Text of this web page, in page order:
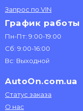
Запрос по VIN
График работы
Пн-Пт: 9:00-19:00
Сб: 9:00-16:00
Вс: Выходной
AutoOn.com.ua
Статус заказа
О нас